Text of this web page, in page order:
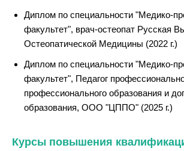
Диплом по специальности "Медико-
факультет", врач-остеопат Русская
Остеопатической Медицины (2022 г.)
Диплом по специальности "Медико-
факультет", Педагог
профессионального образования и
образования, ООО "ЦППО" (2025 г.)
Курсы повышения